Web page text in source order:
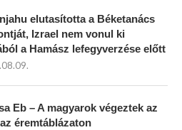
elutasította a Béketanács
Izrael nem vonul ki
a Hamász lefegyverzése előtt
Eb – A magyarok végeztek az
éremtáblázaton